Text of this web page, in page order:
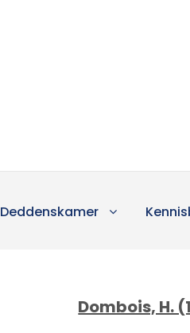
Deddenskamer
Dombois, H.